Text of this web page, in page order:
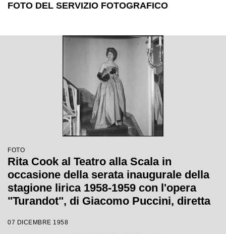
FOTO DEL SERVIZIO FOTOGRAFICO
FOTO
Rita Cook al Teatro alla Scala in
occasione della serata inaugurale della
stagione lirica 1958-1959 con l'opera
"Turandot", di Giacomo Puccini, diretta
Margherita Wallmann
07 DICEMBRE 1958